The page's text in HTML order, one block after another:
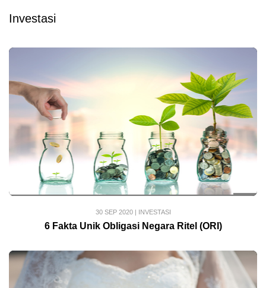
Investasi
30 SEP 2020| INVESTASI
6 Fakta Unik Obligasi Negara Ritel (ORI)